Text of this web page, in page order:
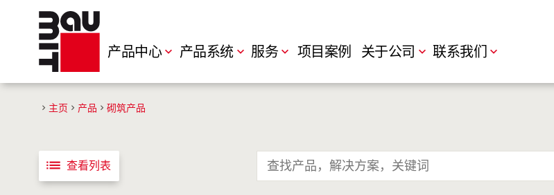
产品中心 产品系统 服务 项目案例 关于公司 联系我们
主页 产品 砌筑产品
list 查看列表